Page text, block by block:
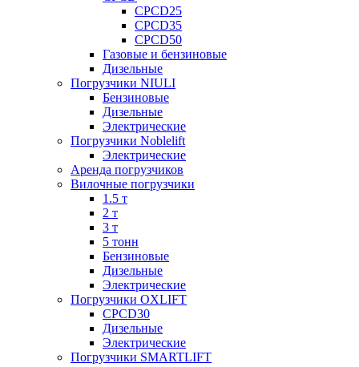
CPCD25
CPCD35
CPCD50
Газовые и бензиновые
Дизельные
Погрузчики NIULI
Бензиновые
Дизельные
Электрические
Погрузчики Noblelift
Электрические
Аренда погрузчиков
Вилочные погрузчики
1.5 т
2 т
3 т
5 тонн
Бензиновые
Дизельные
Электрические
Погрузчики OXLIFT
CPCD30
Дизельные
Электрические
Погрузчики SMARTLIFT